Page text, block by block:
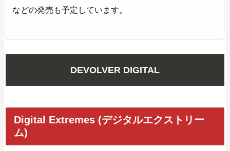
などの発売も予定しています。
DEVOLVER DIGITAL
Digital Extremes (デジタルエクストリー
ム)